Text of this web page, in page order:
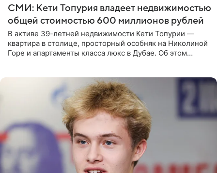
СМИ: Кети Топурия владеет недвижимостью
общей стоимостью 600 миллионов рублей
В активе 39-летней недвижимости Кети Топурии —
квартира в столице, просторный особняк на Николиной
Горе и апартаменты класса люкс в Дубае. Об этом